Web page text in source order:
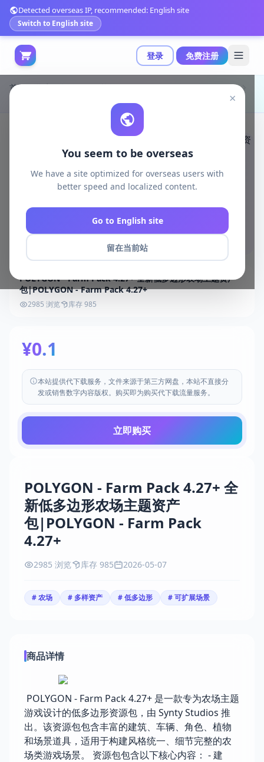
登录 免费注册
Detected overseas IP, recommended: English site
Switch to English site
×
You seem to be overseas
We have a site optimized for overseas users with
better speed and localized content.
Go to English site
留在当前站
首页 游戏开发 unreal资源
Unreal Engine Environments
POLYGON - Farm Pack 4.27+ 全
新低多边形农场主题资产
包|POLYGON - Farm Pack
4.27+
2985 浏览 库存 985 2026-05-07
# 农场 # 多样资产 # 低多边形 # 可扩展场景
商品详情
POLYGON - Farm Pack 4.27+ 是一款专为农场主题
游戏设计的低多边形资源包，由 Synty Studios 推
出。该资源包包含丰富的建筑、车辆、角色、植物
和场景道具，适用于构建风格统一、细节完整的农
场类游戏场景。 资源包包含以下核心内容： - 建
POLYGON - Farm Pack 4.27+ 全新低多边形农场主题资产
包|POLYGON - Farm Pack 4.27+
2985 浏览 库存 985
¥0.1
本站提供代下载服务，文件来源于第三方网盘，本站不直接分
发或销售数字内容版权。购买即为购买代下载流量服务。
立即购买